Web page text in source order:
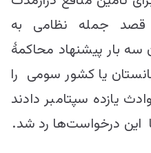
جمله نظامی به
سه بار پیشنهاد محاکمۀ
یا کشور سومی را
یازده سپتامبر دادند
این درخواست‌ها رد شد.